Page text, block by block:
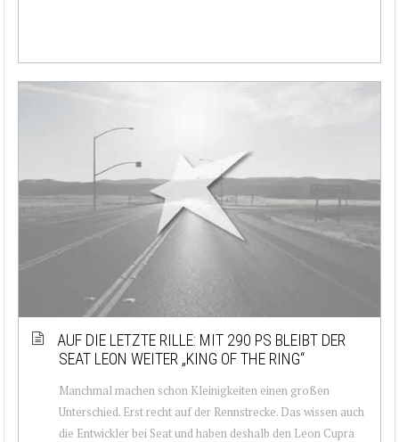
AUF DIE LETZTE RILLE: MIT 290 PS BLEIBT DER
SEAT LEON WEITER „KING OF THE RING“
Manchmal machen schon Kleinigkeiten einen großen
Unterschied. Erst recht auf der Rennstrecke. Das wissen auch
die Entwickler bei Seat und haben deshalb den Leon Cupra